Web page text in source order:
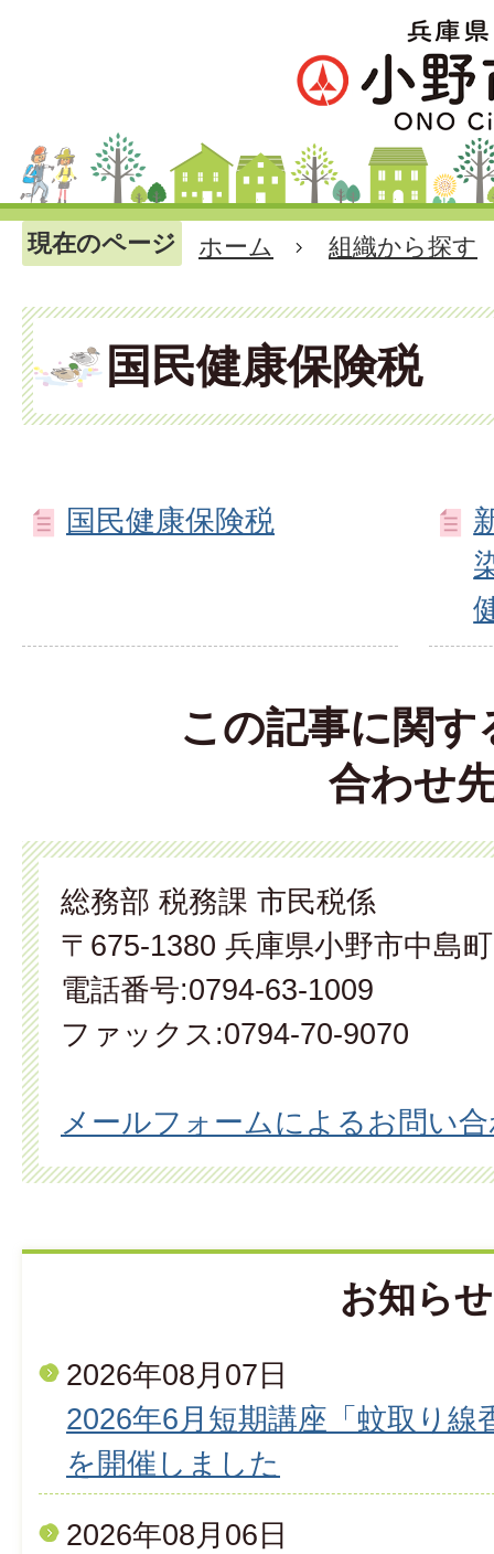
現在のページ ホーム 組織から探す
国民健康保険税
国民健康保険税
この記事に関す
合わせ
総務部 税務課 市民税係
〒675-1380 兵庫県小野市中島
電話番号:0794-63-1009
ファックス:0794-70-9070
メールフォームによるお問い
お知らせ
2026年08月07日
2026年6月短期講座「蚊取り
を開催しました
2026年08月06日